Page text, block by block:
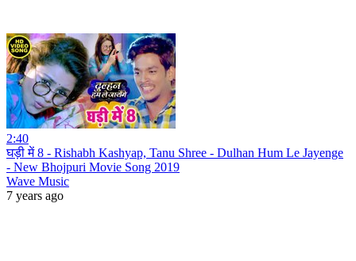
2:40
घड़ी में 8 - Rishabh Kashyap, Tanu Shree - Dulhan Hum Le Jayenge
- New Bhojpuri Movie Song 2019
Wave Music
7 years ago